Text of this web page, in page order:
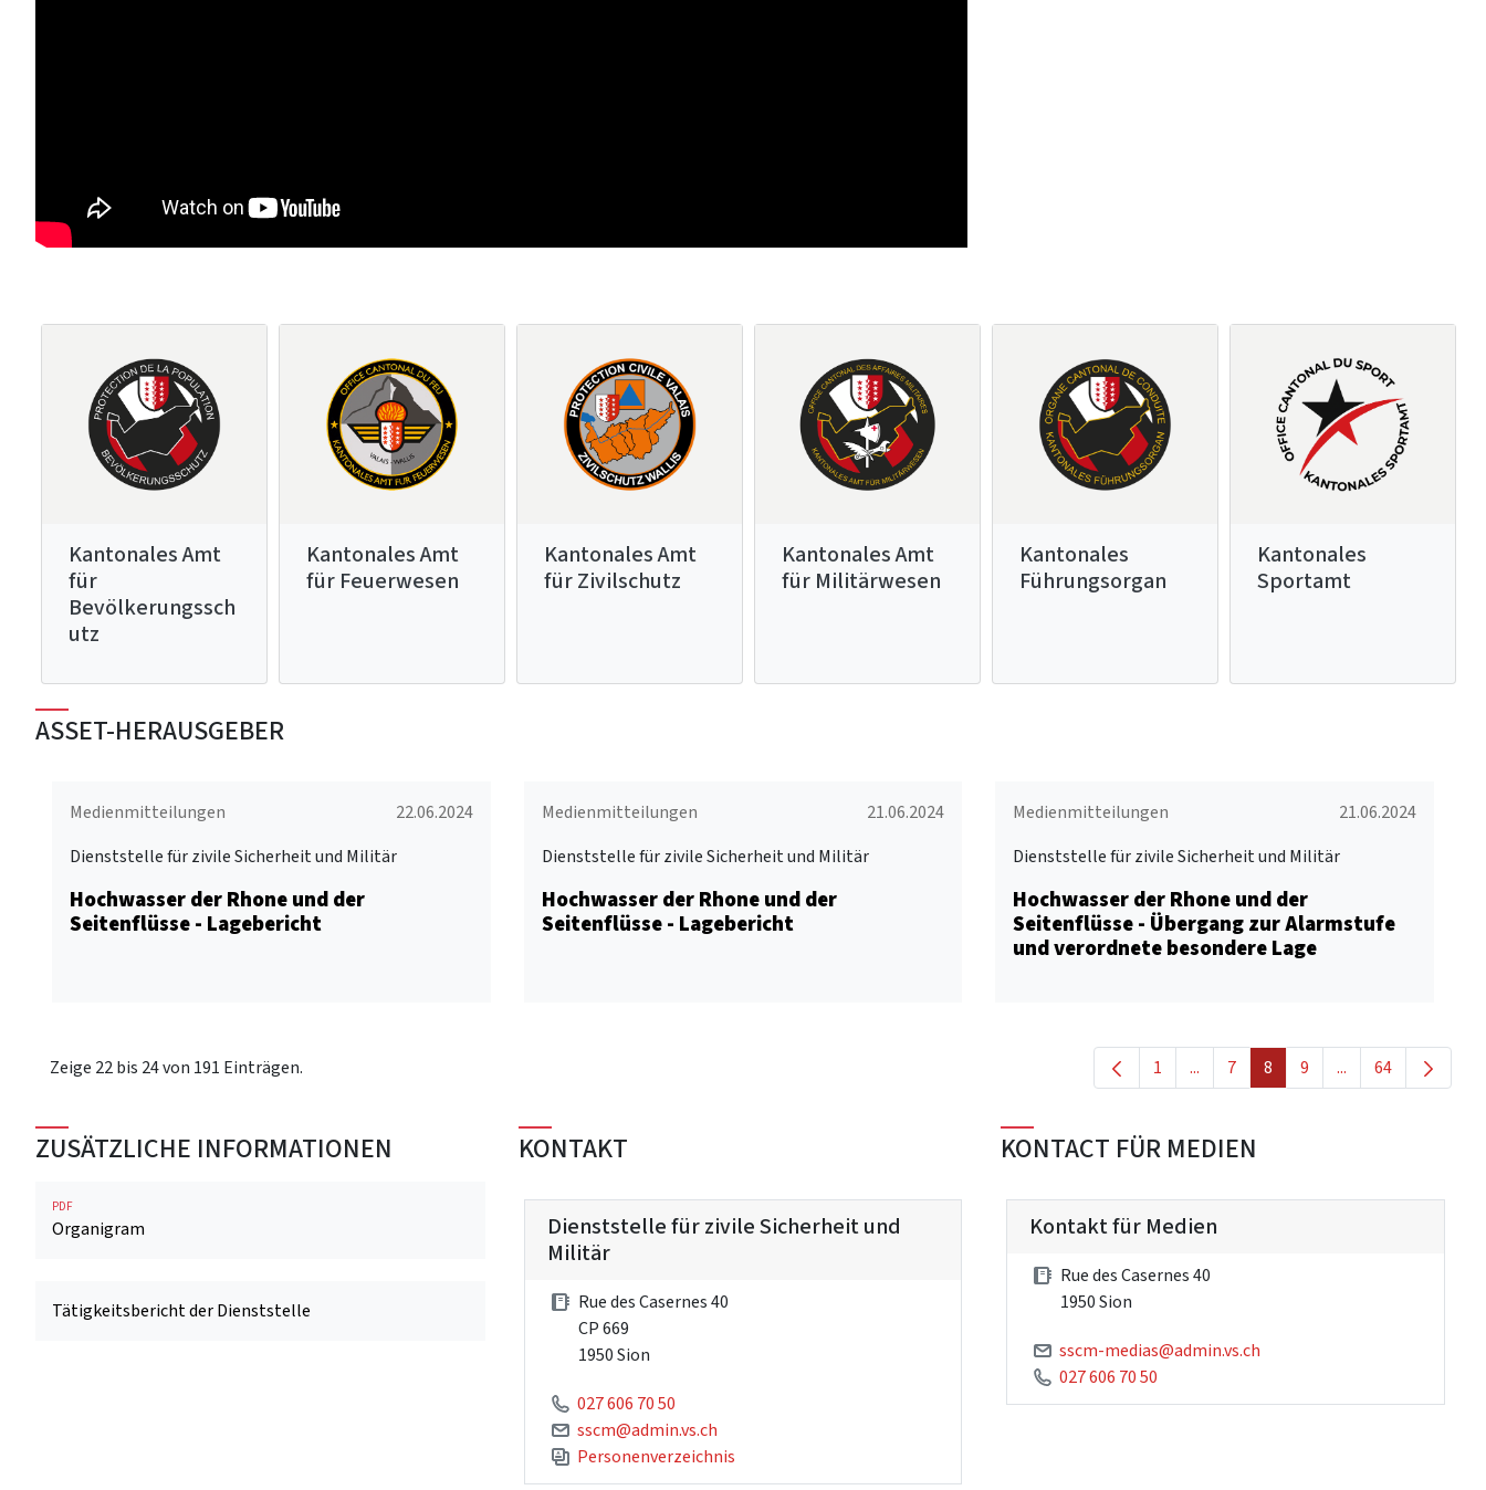
Kantonales Amt
für
Bevölkerungssch
utz
Kantonales Amt
für Feuerwesen
Kantonales Amt
für Zivilschutz
Kantonales Amt
für Militärwesen
Kantonales
Führungsorgan
Kantonales
Sportamt
ASSET-HERAUSGEBER
Medienmitteilungen
22.06.2024
Dienststelle für zivile Sicherheit und Militär
Hochwasser der Rhone und der
Seitenflüsse - Lagebericht
Medienmitteilungen
21.06.2024
Dienststelle für zivile Sicherheit und Militär
Hochwasser der Rhone und der
Seitenflüsse - Lagebericht
Medienmitteilungen
21.06.2024
Dienststelle für zivile Sicherheit und Militär
Hochwasser der Rhone und der
Seitenflüsse - Übergang zur Alarmstufe
und verordnete besondere Lage
Zeige 22 bis 24 von 191 Einträgen. Seite
1 ...Zwischenseiten Navigieren mit TAB-
Seite
7 Seite
8 Seite
9 ...Zwischenseiten
Seite
64
ZUSÄTZLICHE INFORMATIONEN
PDF
Organigram
Tätigkeitsbericht der Dienststelle
KONTAKT
Dienststelle für zivile Sicherheit und
Militär
Rue des Casernes 40
CP 669
1950 Sion
027 606 70 50
sscm@admin.vs.ch
Personenverzeichnis
KONTACT FÜR MEDIEN
Kontakt für Medien
Rue des Casernes 40
1950 Sion
sscm-medias@admin.vs.ch
027 606 70 50